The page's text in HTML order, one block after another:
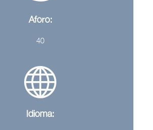
Aforo:
40
Idioma: